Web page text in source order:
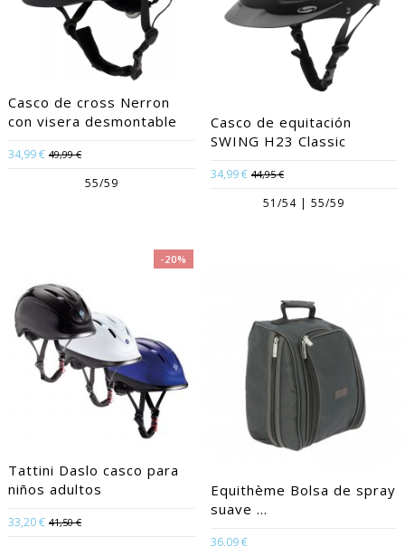
Casco de cross Nerron
con visera desmontable
34,99 € 49,99 €
55/59
Casco de equitación
SWING H23 Classic
34,99 € 44,95 €
51/54 | 55/59
-20%
Tattini Daslo casco para
niños adultos
33,20 € 41,50 €
Equithème Bolsa de spray
suave ...
36,09 €